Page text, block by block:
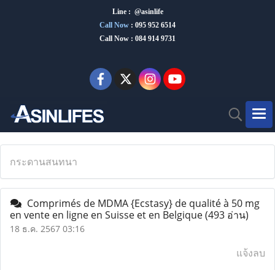
Line : @asinlife
Call Now : 095 952 6514
Call Now : 084 914 9731
กระดานสนทนา
Comprimés de MDMA {Ecstasy} de qualité à 50 mg
en vente en ligne en Suisse et en Belgique(493 อ่าน)
18 ธ.ค. 2567 03:16
แจ้งลบ